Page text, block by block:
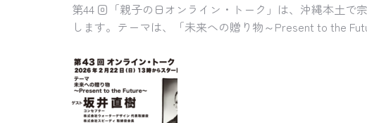
第44 回「親子の日オンライン・トーク」は、沖縄本土
します。テーマは、「未来への贈り物～Present to the